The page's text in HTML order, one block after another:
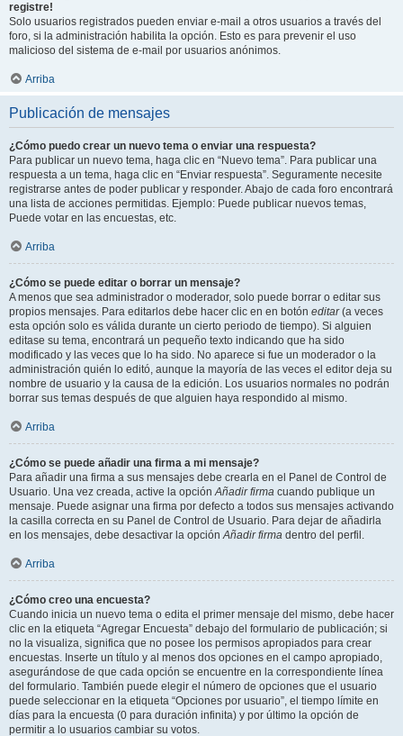
registre!
Solo usuarios registrados pueden enviar e-mail a otros usuarios a través del
foro, si la administración habilita la opción. Esto es para prevenir el uso
malicioso del sistema de e-mail por usuarios anónimos.
Arriba
Publicación de mensajes
¿Cómo puedo crear un nuevo tema o enviar una respuesta?
Para publicar un nuevo tema, haga clic en “Nuevo tema”. Para publicar una
respuesta a un tema, haga clic en “Enviar respuesta”. Seguramente necesite
registrarse antes de poder publicar y responder. Abajo de cada foro encontrará
una lista de acciones permitidas. Ejemplo: Puede publicar nuevos temas,
Puede votar en las encuestas, etc.
Arriba
¿Cómo se puede editar o borrar un mensaje?
A menos que sea administrador o moderador, solo puede borrar o editar sus
propios mensajes. Para editarlos debe hacer clic en en botón editar(a veces
esta opción solo es válida durante un cierto periodo de tiempo). Si alguien
editase su tema, encontrará un pequeño texto indicando que ha sido
modificado y las veces que lo ha sido. No aparece si fue un moderador o la
administración quién lo editó, aunque la mayoría de las veces el editor deja su
nombre de usuario y la causa de la edición. Los usuarios normales no podrán
borrar sus temas después de que alguien haya respondido al mismo.
Arriba
¿Cómo se puede añadir una firma a mi mensaje?
Para añadir una firma a sus mensajes debe crearla en el Panel de Control de
Usuario. Una vez creada, active la opciónAñadir firma cuando publique un
mensaje. Puede asignar una firma por defecto a todos sus mensajes activando
la casilla correcta en su Panel de Control de Usuario. Para dejar de añadirla
en los mensajes, debe desactivar la opciónAñadir firma dentro del perfil.
Arriba
¿Cómo creo una encuesta?
Cuando inicia un nuevo tema o edita el primer mensaje del mismo, debe hacer
clic en la etiqueta “Agregar Encuesta” debajo del formulario de publicación; si
no la visualiza, significa que no posee los permisos apropiados para crear
encuestas. Inserte un título y al menos dos opciones en el campo apropiado,
asegurándose de que cada opción se encuentre en la correspondiente línea
del formulario. También puede elegir el número de opciones que el usuario
puede seleccionar en la etiqueta “Opciones por usuario”, el tiempo límite en
días para la encuesta (0 para duración infinita) y por último la opción de
permitir a lo usuarios cambiar su votos.